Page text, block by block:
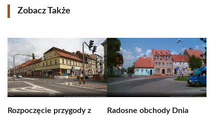
Zobacz Także
Rozpoczęcie przygody z
Radosne obchody Dnia